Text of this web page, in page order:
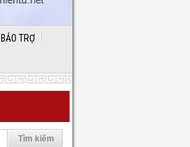
BẢO TRỢ